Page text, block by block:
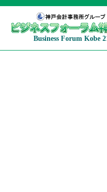
Business Forum Kobe